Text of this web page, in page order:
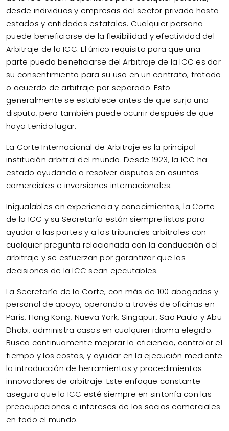
desde individuos y empresas del sector privado hasta
estados y entidades estatales. Cualquier persona
puede beneficiarse de la flexibilidad y efectividad del
Arbitraje de la ICC. El único requisito para que una
parte pueda beneficiarse del Arbitraje de la ICC es dar
su consentimiento para su uso en un contrato, tratado
o acuerdo de arbitraje por separado. Esto
generalmente se establece antes de que surja una
disputa, pero también puede ocurrir después de que
haya tenido lugar.
La Corte Internacional de Arbitraje es la principal
institución arbitral del mundo. Desde 1923, la ICC ha
estado ayudando a resolver disputas en asuntos
comerciales e inversiones internacionales.
Inigualables en experiencia y conocimientos, la Corte
de la ICC y su Secretaría están siempre listas para
ayudar a las partes y a los tribunales arbitrales con
cualquier pregunta relacionada con la conducción del
arbitraje y se esfuerzan por garantizar que las
decisiones de la ICC sean ejecutables.
La Secretaría de la Corte, con más de 100 abogados y
personal de apoyo, operando a través de oficinas en
París, Hong Kong, Nueva York, Singapur, São Paulo y Abu
Dhabi, administra casos en cualquier idioma elegido.
Busca continuamente mejorar la eficiencia, controlar el
tiempo y los costos, y ayudar en la ejecución mediante
la introducción de herramientas y procedimientos
innovadores de arbitraje. Este enfoque constante
asegura que la ICC esté siempre en sintonía con las
preocupaciones e intereses de los socios comerciales
en todo el mundo.